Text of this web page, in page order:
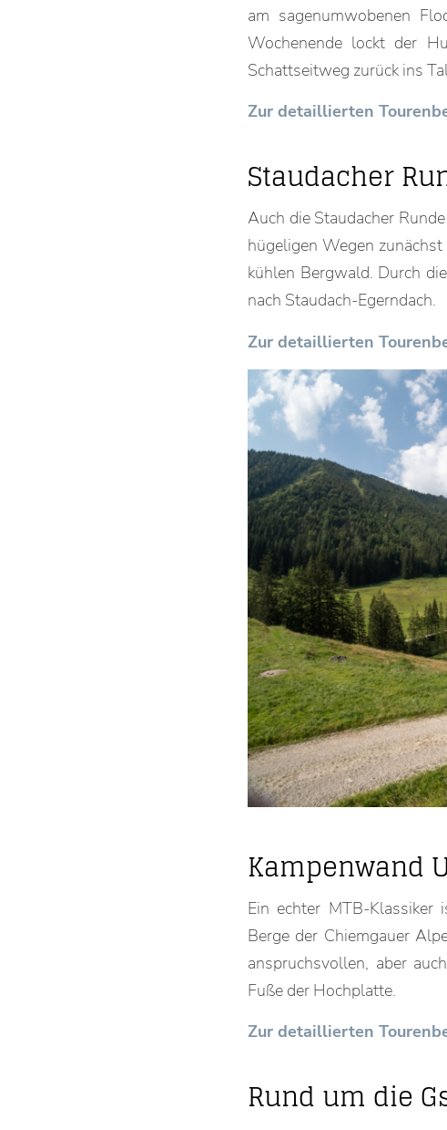
am sagenumwobenen
Wochenende lockt der
Schattseitweg zurück ins
Zur detaillierten
Staudacher
Auch die Staudacher
hügeligen Wegen
kühlen Bergwald. Durch
nach Staudach-Egerndach.
Zur detaillierten
Kampenwand
Ein echter MTB-Klassiker
Berge der Chiemgauer
anspruchsvollen, aber
Fuße der Hochplatte.
Zur detaillierten
Rund um die